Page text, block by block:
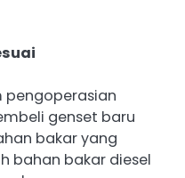
pengoperasian
genset baru
bakar yang
bahan bakar diesel